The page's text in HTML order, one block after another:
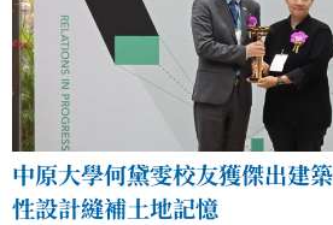
中原大學何黛雯校友獲傑出建
性設計縫補土地記憶